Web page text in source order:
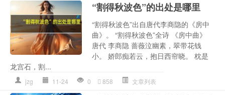
“割得秋波色”的出处是哪里
“割得秋波色”出自唐代李商隐的《房中
曲》。 “割得秋波色”全诗 《房中曲》
唐代 李商隐 蔷薇泣幽素，翠带花钱
小。 娇郎痴若云，抱日西帘晓。 枕是
龙宫石，割...
jzg 11-24 0 858 文章列表